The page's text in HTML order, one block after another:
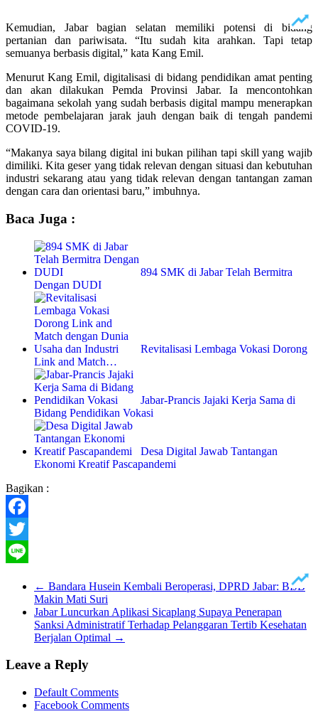
Kemudian, Jabar bagian selatan memiliki potensi di bidang
pertanian dan pariwisata. “Itu sudah kita arahkan. Tapi tetap
semuanya berbasis digital,” kata Kang Emil.
Menurut Kang Emil, digitalisasi di bidang pendidikan amat penting
dan akan dilakukan Pemda Provinsi Jabar. Ia mencontohkan
bagaimana sekolah yang sudah berbasis digital mampu menerapkan
metode pembelajaran jarak jauh dengan baik di tengah pandemi
COVID-19.
“Makanya saya bilang digital ini bukan pilihan tapi skill yang wajib
dimiliki. Kita geser yang tidak relevan dengan situasi dan kebutuhan
industri sekarang atau yang tidak relevan dengan tantangan zaman
dengan cara dan orientasi baru,” imbuhnya.
Baca Juga :
894 SMK di Jabar Telah Bermitra
Dengan DUDI
Revitalisasi Lembaga Vokasi Dorong
Link and Match…
Jabar-Prancis Jajaki Kerja Sama di
Bidang Pendidikan Vokasi
Desa Digital Jawab Tantangan
Ekonomi Kreatif Pascapandemi
Bagikan :
Facebook
Twitter
← Bandara Husein Kembali Beroperasi, DPRD Jabar: BIJB
Makin Mati Suri
Jabar Luncurkan Aplikasi Sicaplang Supaya Penerapan
Sanksi Administratif Terhadap Pelanggaran Tertib Kesehatan
Berjalan Optimal →
Leave a Reply
Default Comments
Facebook Comments